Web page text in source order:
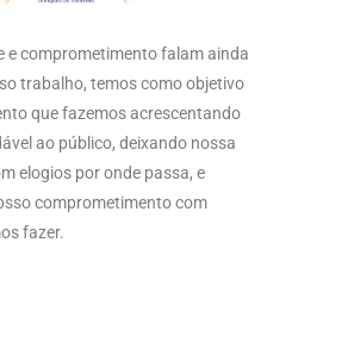
e comprometimento falam ainda
trabalho, temos como objetivo
que fazemos acrescentando
ao público, deixando nossa
elogios por onde passa, e
comprometimento com
fazer.